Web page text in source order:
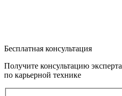
Бесплатная консультация
Получите консультацию эксперта
по карьерной технике